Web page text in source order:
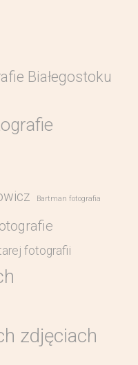
Białegostoku
Bartman fotografia
fotografii
zdjęciach